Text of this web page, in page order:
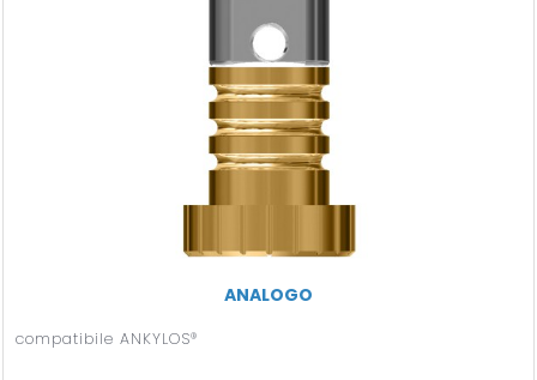
ANALOGO
compatibile ANKYLOS®